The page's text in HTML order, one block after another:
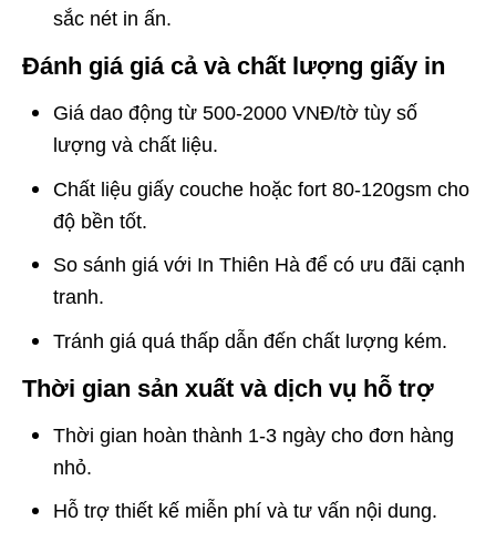
sắc nét in ấn.
Đánh giá giá cả và chất lượng giấy in
Giá dao động từ 500-2000 VNĐ/tờ tùy số
lượng và chất liệu.
Chất liệu giấy couche hoặc fort 80-120gsm cho
độ bền tốt.
So sánh giá với In Thiên Hà để có ưu đãi cạnh
tranh.
Tránh giá quá thấp dẫn đến chất lượng kém.
Thời gian sản xuất và dịch vụ hỗ trợ
Thời gian hoàn thành 1-3 ngày cho đơn hàng
nhỏ.
Hỗ trợ thiết kế miễn phí và tư vấn nội dung.